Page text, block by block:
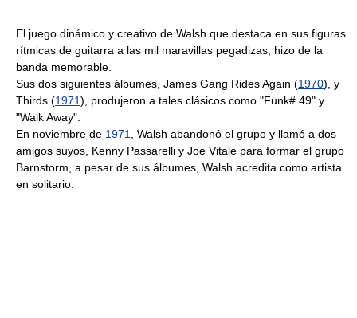
El juego dinámico y creativo de Walsh que destaca en sus figuras
rítmicas de guitarra a las mil maravillas pegadizas, hizo de la
banda memorable.
Sus dos siguientes álbumes, James Gang Rides Again (1970), y
Thirds (1971), produjeron a tales clásicos como "Funk# 49" y
"Walk Away".
En noviembre de 1971
, Walsh abandonó el grupo y llamó a dos
amigos suyos, Kenny Passarelli y Joe Vitale para formar el grupo
Barnstorm, a pesar de sus álbumes, Walsh acredita como artista
en solitario.